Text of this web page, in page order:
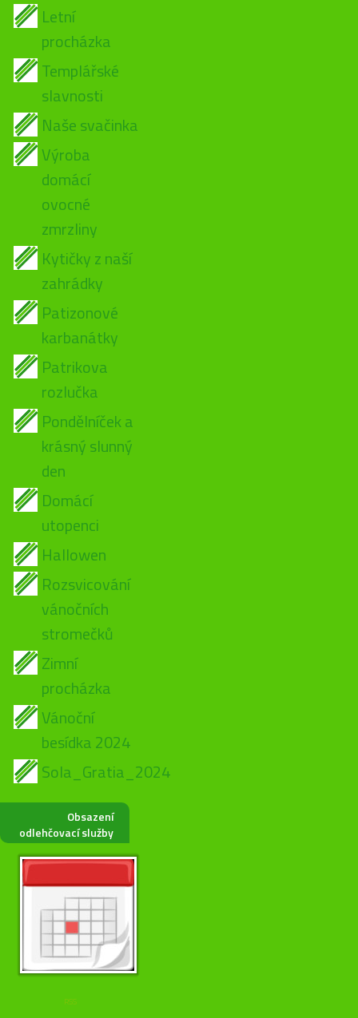
Letní
procházka
Templářské
slavnosti
Naše svačinka
Výroba
domácí
ovocné
zmrzliny
Kytičky z naší
zahrádky
Patizonové
karbanátky
Patrikova
rozlučka
Pondělníček a
krásný slunný
den
Domácí
utopenci
Hallowen
Rozsvicování
vánočních
stromečků
Zimní
procházka
Vánoční
besídka 2024
Sola_Gratia_2024
Obsazení
odlehčovací služby
RSS